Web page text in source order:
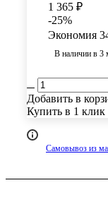
1 365 ₽
-25%
Экономия
В наличии в 3
Добавить в
Купить в 1 клик
Самовывоз из